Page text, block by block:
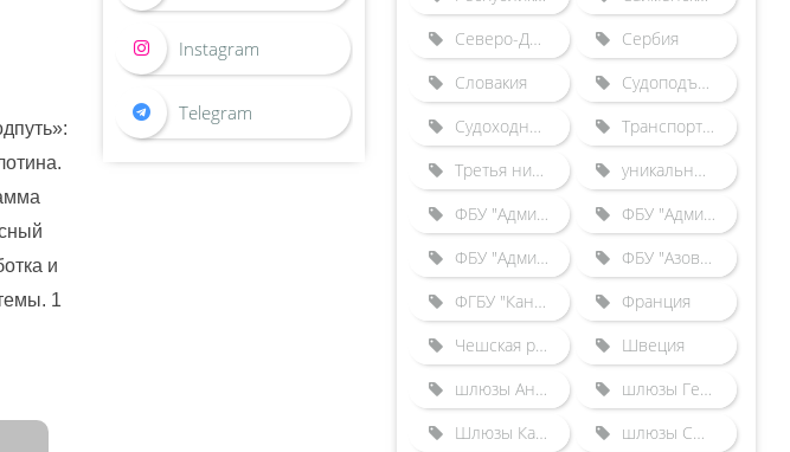
и
1
Северо-Двинская шлюзованная система
Сербия
Словакия
Судоподъемники
Судоходные каналы
Транспортные происшествия
Третья нитка Городецкого шлюза
уникальные гидротехнические сооружения
ФБУ "Администрация "Волго-Балт"
ФБУ "Администрация "Волго-Дон"
ФБУ "Администрация "Камводпуть"
ФБУ "Азово-Донская бассейновая администрация"
ФГБУ "Канал имени Москвы"
Франция
Чешская республика
Швеция
шлюзы Англии
шлюзы Германии
Шлюзы Казахстана
шлюзы США